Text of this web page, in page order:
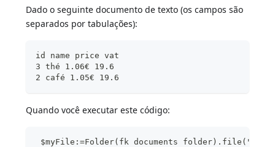
Dado o seguinte documento de texto (os campos são
separados por tabulações):
id name price vat
3 thé 1.06€ 19.6
2 café 1.05€ 19.6
Quando você executar este código:
$myFile:=Folder(fk documents